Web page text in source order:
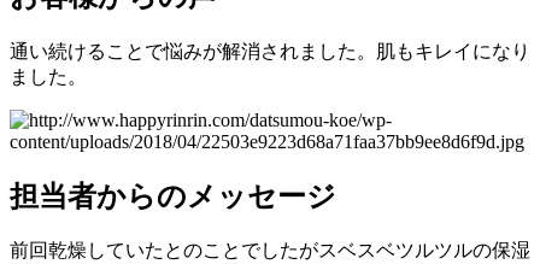
通い続けることで悩みが解消されました。肌もキレイになり
ました。
担当者からのメッセージ
前回乾燥していたとのことでしたがスベスベツルツルの保湿